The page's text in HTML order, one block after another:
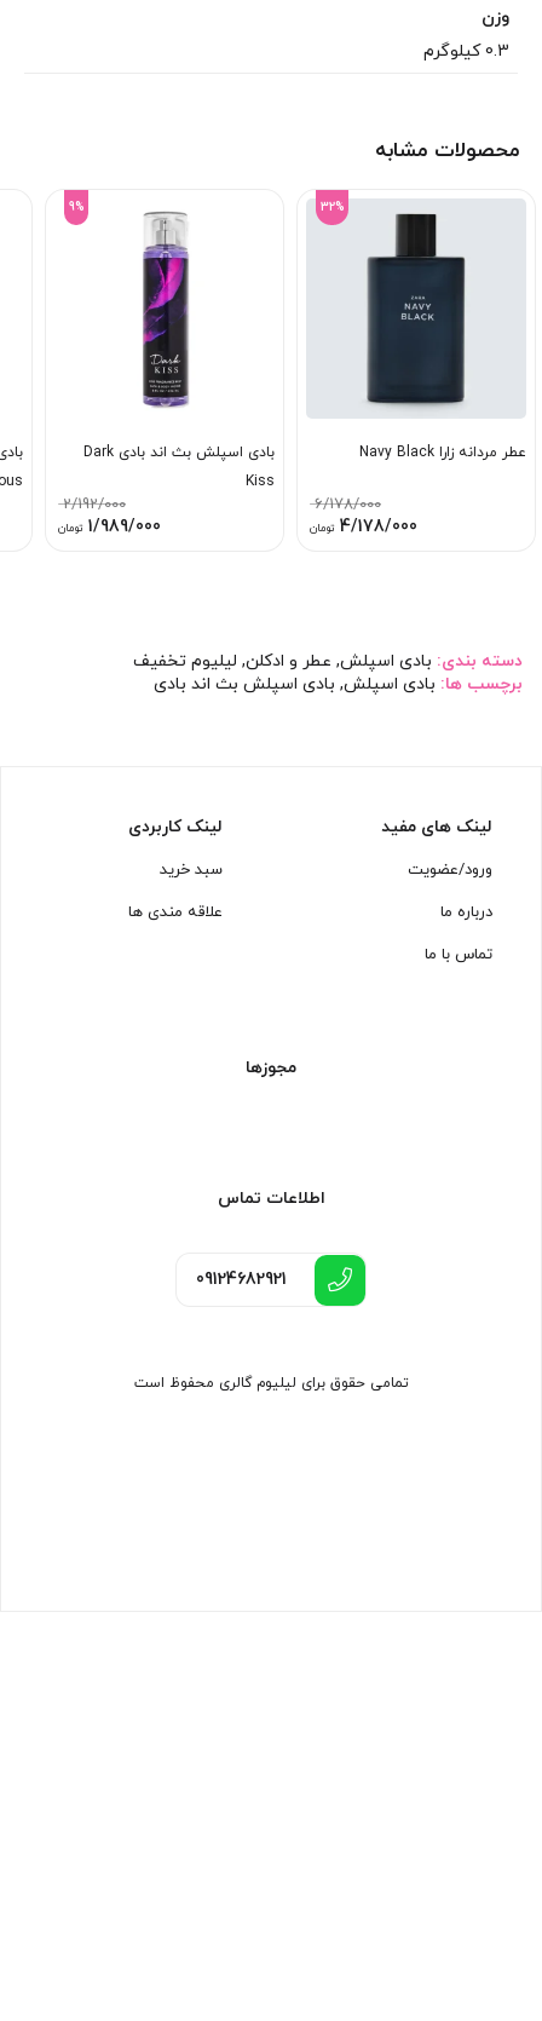
وزن
0.3 کیلوگرم
محصولات مشابه
32%
عطر مردانه زارا Navy Black
6/178/000
قیمت
4/178/000 تومانقیمت
9%
بادی اسپلش بث اند بادی Dark
Kiss
2/192/000
قیمت
1/989/000 تومانقیمت
دسته بندی: بادی اسپلش, عطر و ادکلن, لیلیوم تخفیف
برچسب ها: بادی اسپلش, بادی اسپلش بث اند بادی
لینک های مفید
ورود/عضویت
درباره ما
تماس با ما
لینک کاربردی
سبد خرید
علاقه مندی ها
مجوزها
اطلاعات تماس
09124682921
تمامی حقوق برای لیلیوم گالری محفوظ است